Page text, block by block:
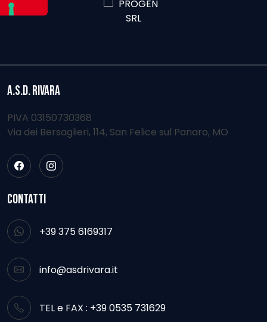
A.S.D. RIVARA
PIVA 03150730368
Via dei Bersaglieri, 114, San Felice sul Panaro, MO
CONTATTI
+39 375 6169317
info@asdrivara.it
TEL e FAX : +39 0535 731629